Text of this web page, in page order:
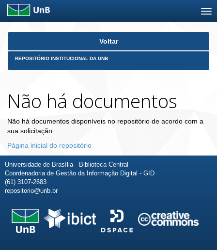
Skip
Voltar
REPOSITÓRIO INSTITUCIONAL DA UNB
Não há documentos
Não há documentos disponíveis no repositório de acordo com a
sua solicitação.
Página inicial do repositório
Universidade de Brasília - Biblioteca Central
Coordenadoria de Gestão da Informação Digital - GID
(61) 3107-2683
repositorio@unb.br